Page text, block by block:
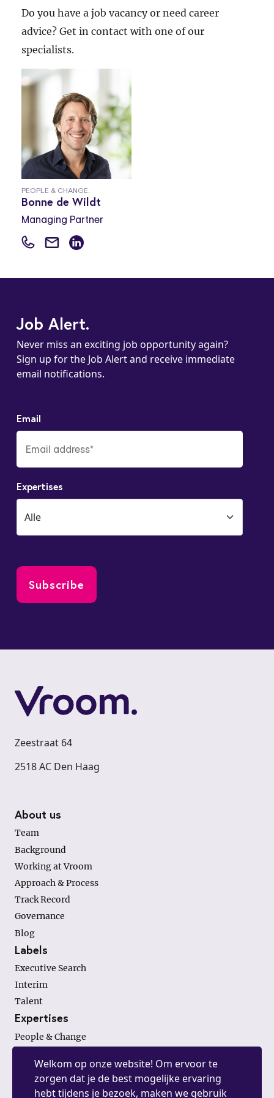
Welkom op onze website! Om ervoor te
zorgen dat je de best mogelijke ervaring
hebt tijdens je bezoek, maken we gebruik
Do you have a job vacancy or need career
advice? Get in contact with one of our
specialists.
PEOPLE & CHANGE.
Bonne de Wildt
Managing Partner
Job Alert.
Never miss an exciting job opportunity again?
Sign up for the Job Alert and receive immediate
email notifications.
Email
Expertises
Zeestraat 64
2518 AC Den Haag
Footer
About us
Team
Background
Working at Vroom
Approach & Process
Track Record
Governance
Blog
Labels
Executive Search
Interim
Talent
Expertises
People & Change
General Management